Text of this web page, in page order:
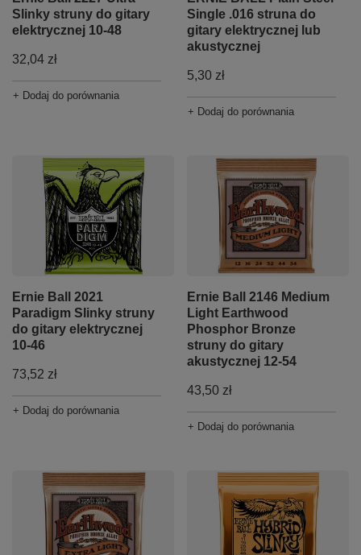
Slinky struny do gitary
elektrycznej 10-48
32,04 zł
+ Dodaj do porównania
Single .016 struna do
gitary elektrycznej lub
akustycznej
5,30 zł
+ Dodaj do porównania
Ernie Ball 2021
Paradigm Slinky struny
do gitary elektrycznej
10-46
73,52 zł
+ Dodaj do porównania
Ernie Ball 2146 Medium
Light Earthwood
Phosphor Bronze
struny do gitary
akustycznej 12-54
43,50 zł
+ Dodaj do porównania